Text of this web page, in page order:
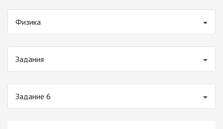
Физика
Задания
Задание 6